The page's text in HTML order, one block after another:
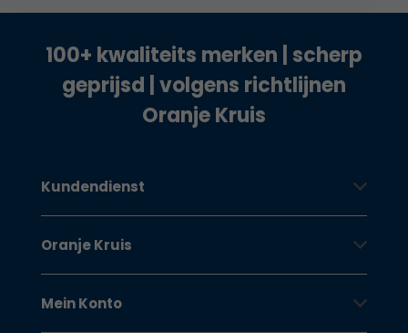
100+ kwaliteits merken | scherp
geprijsd | volgens richtlijnen
Oranje Kruis
Kundendienst
Oranje Kruis
Mein Konto